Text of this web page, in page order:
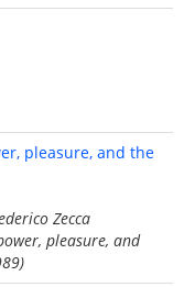
pleasure, and the
Zecca
pleasure, and